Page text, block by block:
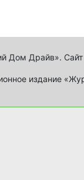
Дом Драйв». Сайт
издание